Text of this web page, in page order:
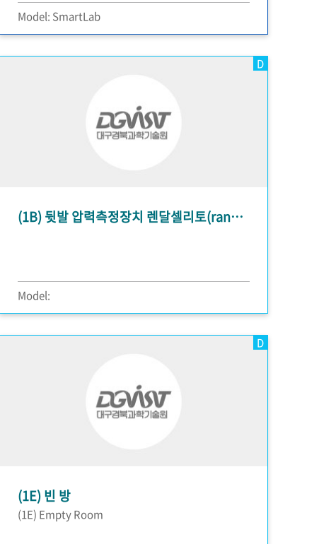
Model: SmartLab
(1B) 뒷발 압력측정장치 렌달셀리토(randall selitto)
Model:
D
(1E) 빈 방
(1E) Empty Room
D